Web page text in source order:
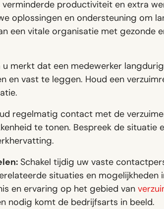
productiviteit en extra
oplossingen en ondersteuning om
een vitale organisatie met gezonde
u merkt dat een medewerker
en vast te leggen. Houd een
regelmatig contact met de
te tonen. Bespreek de situatie
Schakel tijdig uw vaste
situaties en mogelijkheden
en ervaring op het gebied van
nodig komt de bedrijfsarts in beeld.